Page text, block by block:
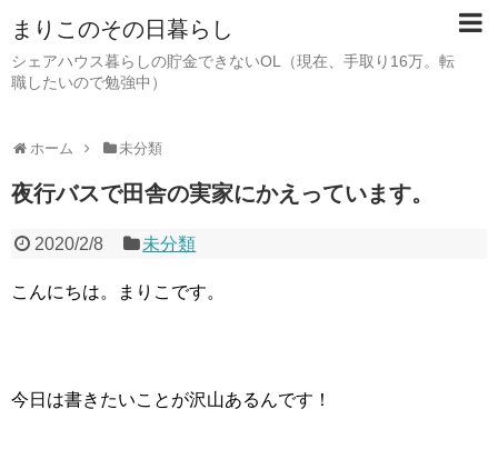
まりこのその日暮らし
シェアハウス暮らしの貯金できないOL（現在、手取り16万。転
職したいので勉強中）
ホーム 未分類
夜行バスで田舎の実家にかえっています。
2020/2/8 未分類
こんにちは。まりこです。
今日は書きたいことが沢山あるんです！